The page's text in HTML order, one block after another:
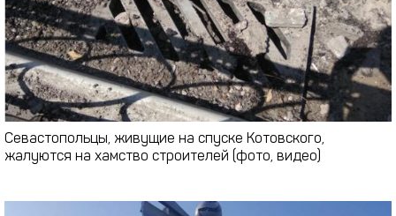
Севастопольцы, живущие на спуске Котовского,
жалуются на хамство строителей (фото, видео)